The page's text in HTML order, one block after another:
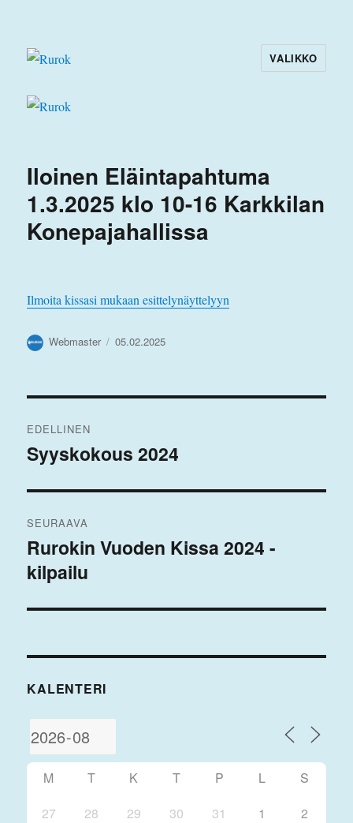
Rurok
VALIKKO
Iloinen Eläintapahtuma
1.3.2025 klo 10-16 Karkkilan
Konepajahallissa
Ilmoita kissasi mukaan esittelynäyttelyyn
Kirjoittaja
Webmaster Julkaistu
05.02.2025
selaus
EDELLINEN
Edellinen
Syyskokous 2024
SEURAAVA
Seuraava
artikkeli:
Rurokin Vuoden Kissa 2024 -
kilpailu
KALENTERI
M T K T P L
S
27
28 29 30 31 1 2